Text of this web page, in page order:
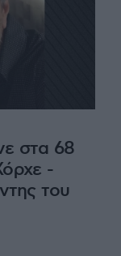
στα 68
-
του